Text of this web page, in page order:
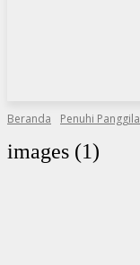
Beranda Penuhi
images (1)